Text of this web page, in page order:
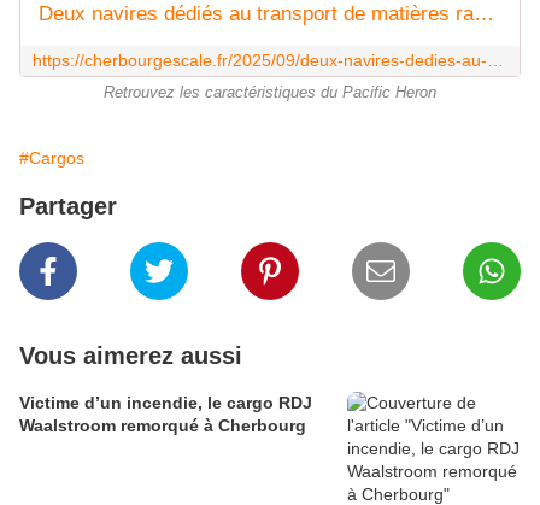
Deux navires dédiés au transport de matières radioactives attendus à Cherbourg -
Retrouvez les caractéristiques du Pacific Heron
#Cargos
Partager
Vous aimerez aussi
Victime d’un incendie, le cargo RDJ
Waalstroom remorqué à Cherbourg